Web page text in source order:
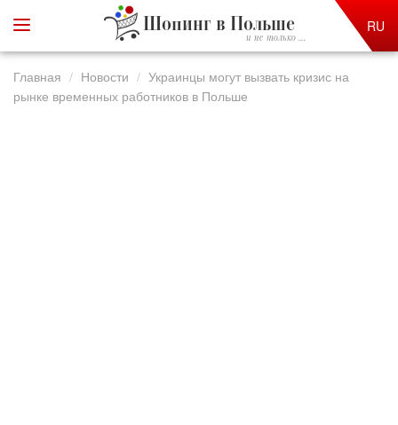
Шопинг в Польше
и не только ...
RU
Главная Новости
Украинцы могут вызвать кризис на
рынке временных работников в Польше